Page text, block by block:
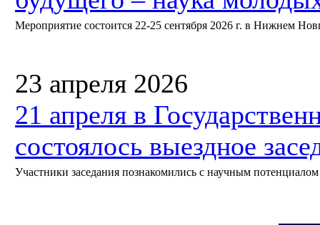
Мероприятие состоится 22-25 сентября 2026 г. в Нижнем
23 апреля 2026
21 апреля в
состоялось выездное
Участники заседания познакомились с научным